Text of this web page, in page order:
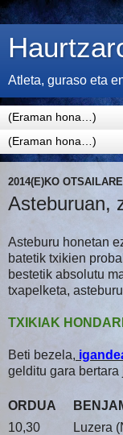
Atleta, guraso eta
2014(E)KO
Asteburuan,
Asteburu honetan
batetik txikien
bestetik absolutu
txapelketa,
TXIKIAK
Beti bezela,
gelditu gara
ORDUA
10,30
Luzera